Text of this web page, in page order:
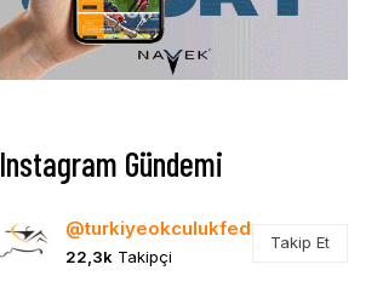
Instagram Gündemi
@turkiyeokculukfed
22,3k Takipçi
Takip Et